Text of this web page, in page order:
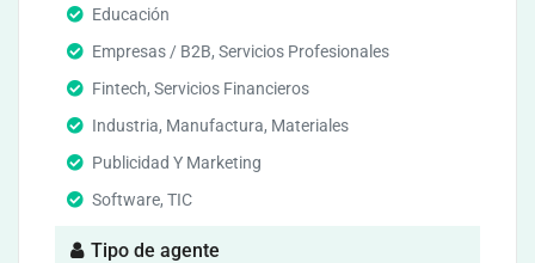
Educación
Empresas / B2B, Servicios Profesionales
Fintech, Servicios Financieros
Industria, Manufactura, Materiales
Publicidad Y Marketing
Software, TIC
Tipo de agente